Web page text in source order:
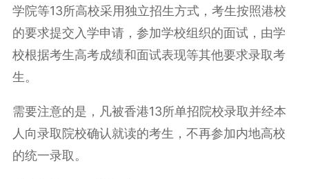
学院等13所高校采用独立招生方式，考生按照港校
的要求提交入学申请，参加学校组织的面试，由学
校根据考生高考成绩和面试表现等其他要求录取考
生。
需要注意的是，凡被香港13所单招院校录取并经本
人向录取院校确认就读的考生，不再参加内地高校
的统一录取。